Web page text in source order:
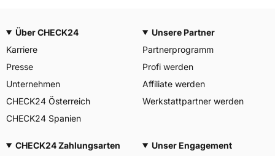
Über CHECK24
Karriere
Presse
Unternehmen
CHECK24 Österreich
CHECK24 Spanien
Unsere Partner
Partnerprogramm
Profi werden
Affiliate werden
Werkstattpartner werden
CHECK24 Zahlungsarten
Unser Engagement